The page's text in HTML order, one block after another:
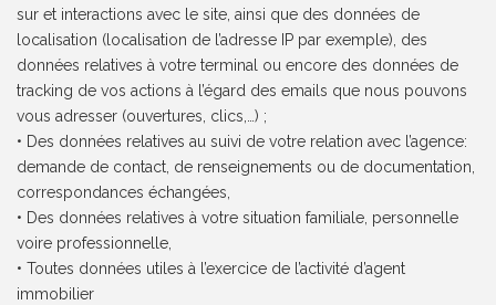
sur et interactions avec le site, ainsi que des données de
localisation (localisation de l’adresse IP par exemple), des
données relatives à votre terminal ou encore des données de
tracking de vos actions à l’égard des emails que nous pouvons
vous adresser (ouvertures, clics,…) ;
• Des données relatives au suivi de votre relation avec l’agence:
demande de contact, de renseignements ou de documentation,
correspondances échangées,
• Des données relatives à votre situation familiale, personnelle
voire professionnelle,
• Toutes données utiles à l’exercice de l’activité d’agent
immobilier